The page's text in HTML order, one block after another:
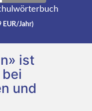
EUR/Jahr)
ist
und